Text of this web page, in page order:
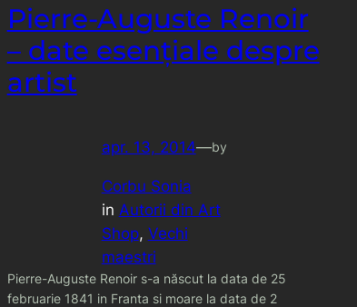
Pierre-Auguste Renoir
– date esenţiale despre
artist
apr. 13, 2014—by
Corbu Sonia
in Autorii din Art
Shop, Vechi
maestri
Pierre-Auguste Renoir s-a născut la data de 25
februarie 1841 in Franta si moare la data de 2